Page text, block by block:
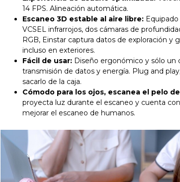
14 FPS. Alineación automática.
Escaneo 3D estable al aire libre:Equipado
VCSEL infrarrojos, dos cámaras de
RGB, Einstar captura datos de exploración y
incluso en exteriores.
Fácil de usar:Diseño ergonómico y sólo un
transmisión de datos y energía. Plug and
sacarlo de la caja.
Cómodo para los ojos, escanea el pelo
proyecta luz durante el escaneo y cuenta
mejorar el escaneo de humanos.